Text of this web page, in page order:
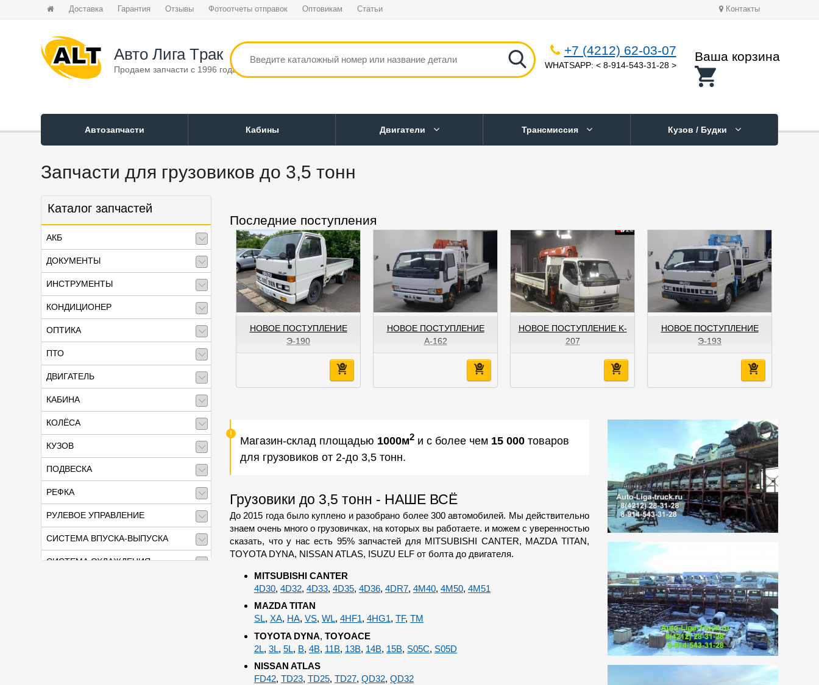
Доставка Гарантия Отзывы Фотоотчеты отправок Оптовикам Статьи Контакты
Авто Лига Tрак
Продаем запчасти с 1996 года
+7 (4212) 62-03-07
WHATSAPP: < 8-914-543-31-28 >
Ваша корзина
Автозапчасти Кабины Двигатели Трансмиссия Кузов / Будки
Запчасти для грузовиков до 3,5 тонн
Каталог запчастей
АКБ
ДОКУМЕНТЫ
ИНСТРУМЕНТЫ
КОНДИЦИОНЕР
ОПТИКА
ПТО
ДВИГАТЕЛЬ
КАБИНА
КОЛЁСА
КУЗОВ
ПОДВЕСКА
РЕФКА
РУЛЕВОЕ УПРАВЛЕНИЕ
СИСТЕМА ВПУСКА-ВЫПУСКА
СИСТЕМА ОХЛАЖДЕНИЯ,
Последние поступления
НОВОЕ ПОСТУПЛЕНИЕ
Э-190
НОВОЕ ПОСТУПЛЕНИЕ
А-162
НОВОЕ ПОСТУПЛЕНИЕ K-
207
НОВОЕ ПОСТУПЛЕНИЕ
Э-193
Магазин-склад площадью 1000м2 и с более чем 15 000 товаров
для грузовиков от 2-до 3,5 тонн.
Грузовики до 3,5 тонн - НАШЕ ВСЁ
До 2015 года было куплено и разобрано более 300 автомобилей. Мы действительно
знаем очень много о грузовичках, на которых вы работаете. и можем с уверенностью
сказать, что у нас есть 95% запчастей для MITSUBISHI CANTER, MAZDA TITAN,
TOYOTA DYNA, NISSAN ATLAS, ISUZU ELF от болта до двигателя.
MITSUBISHI CANTER
4D30, 4D32, 4D33, 4D35, 4D36, 4DR7, 4M40, 4M50, 4M51
MAZDA TITAN
SL, XA, HA, VS, WL, 4HF1, 4HG1, TF, TM
TOYOTA DYNA, TOYOACE
2L, 3L, 5L, B, 4B, 11B, 13B, 14B, 15B, S05C, S05D
NISSAN ATLAS
FD42, TD23, TD25, TD27, QD32, QD32